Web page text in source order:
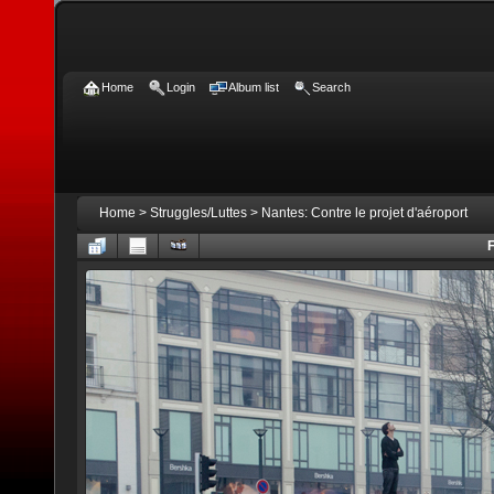
Home Login Album list Search
Home > Struggles/Luttes > Nantes: Contre le projet d'aéroport